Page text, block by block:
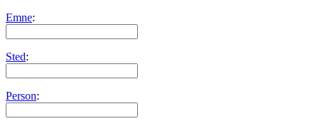
Emne:
Sted:
Person: